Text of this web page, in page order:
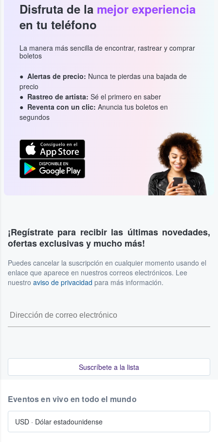
Disfruta de la mejor experiencia
en tu teléfono
La manera más sencilla de encontrar, rastrear y comprar
boletos
Alertas de precio: Nunca te pierdas una bajada de
precio
Rastreo de artista: Sé el primero en saber
Reventa con un clic: Anuncia tus boletos en
segundos
¡Regístrate para recibir las últimas novedades,
ofertas exclusivas y mucho más!
Puedes cancelar la suscripción en cualquier momento usando el
enlace que aparece en nuestros correos electrónicos. Lee
nuestro aviso de privacidad para más información.
Suscríbete a la lista
Eventos en vivo en todo el mundo
USD · Dólar estadounidense